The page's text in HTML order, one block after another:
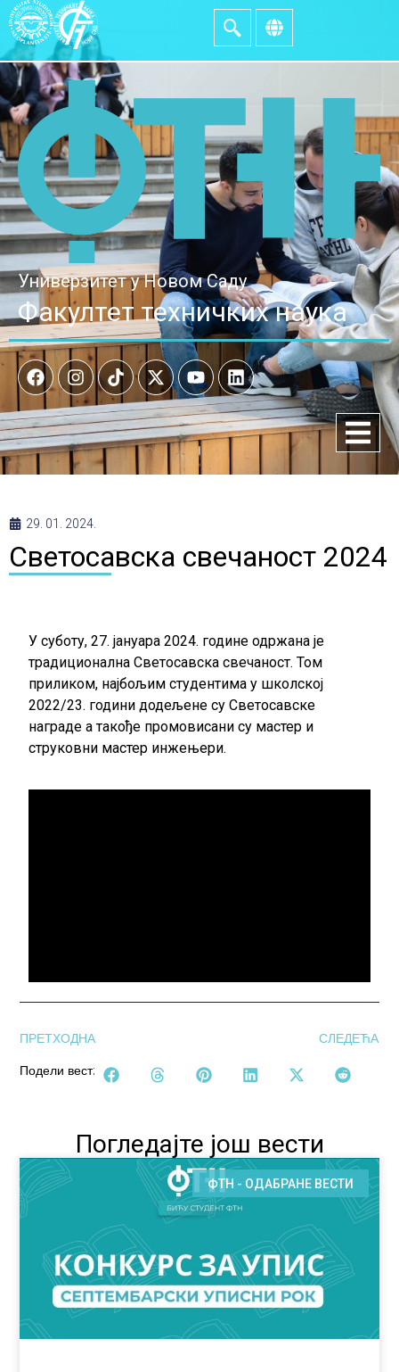
Универзитет у Новом Саду
Факултет техничких наука
29. 01. 2024.
Светосавска свечаност 2024
У суботу, 27. јануара 2024. године одржана је
традиционална Светосавска свечаност. Том
приликом, најбољим студентима у школској
2022/23. години додељене су Светосавске
награде а такође промовисани су мастер и
струковни мастер инжењери.
ПРЕТХОДНА
СЛЕДЕЋА
Подели вест:
Погледајте још вести
ФТН - ОДАБРАНЕ ВЕСТИ